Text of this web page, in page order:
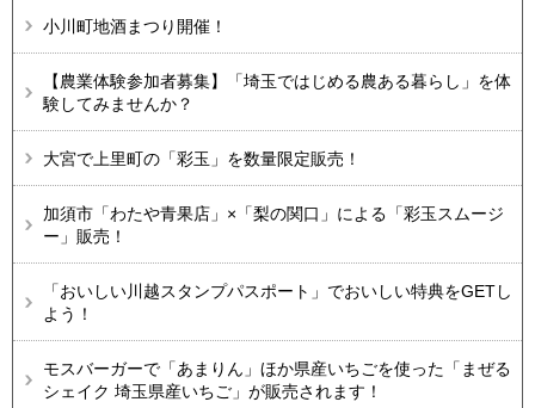
小川町地酒まつり開催！
【農業体験参加者募集】「埼玉ではじめる農ある暮らし」を体
験してみませんか？
大宮で上里町の「彩玉」を数量限定販売！
加須市「わたや青果店」×「梨の関口」による「彩玉スムージ
ー」販売！
「おいしい川越スタンプパスポート」でおいしい特典をGETし
よう！
モスバーガーで「あまりん」ほか県産いちごを使った「まぜる
シェイク 埼玉県産いちご」が販売されます！